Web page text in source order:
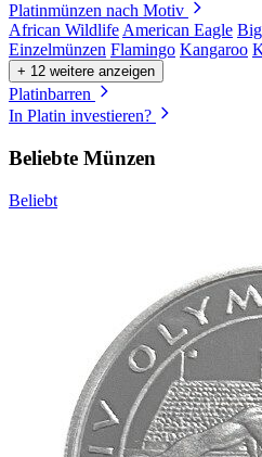
Platinmünzen nach Motiv
African WildlifeAmerican Eagle
Einzelmünzen Flamingo Kangaroo
+ 12 weitere anzeigen
Platinbarren
In Platin investieren?
Beliebte Münzen
Beliebt